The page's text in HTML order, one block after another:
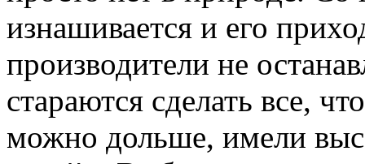
изнашивается и его
производители не
стараются сделать все,
можно дольше, имели